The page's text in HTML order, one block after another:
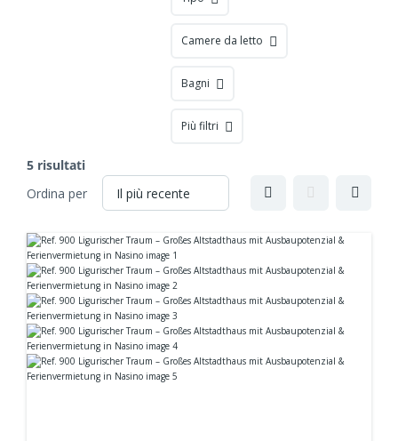
Camere da letto
Bagni
Più filtri
5 risultati
Ordina per